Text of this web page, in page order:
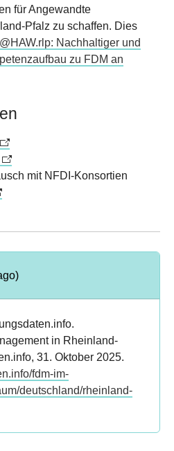
für Angewandte
Pfalz zu schaffen. Dies
Nachhaltiger und
zu FDM an
mit NFDI-Konsortien
in Rheinland-
31. Oktober 2025.
fdm-im-
deutschland/rheinland-